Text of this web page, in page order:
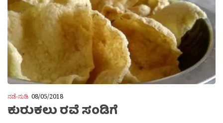
ನಡೆ-ನುಡಿ 08/05/2018
ಕುರುಕಲು ರವೆ ಸಂಡಿಗೆ